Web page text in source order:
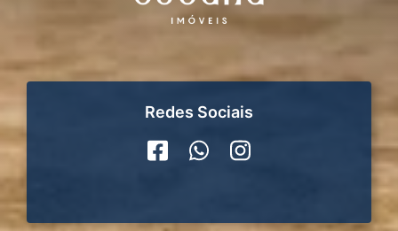
Redes Sociais